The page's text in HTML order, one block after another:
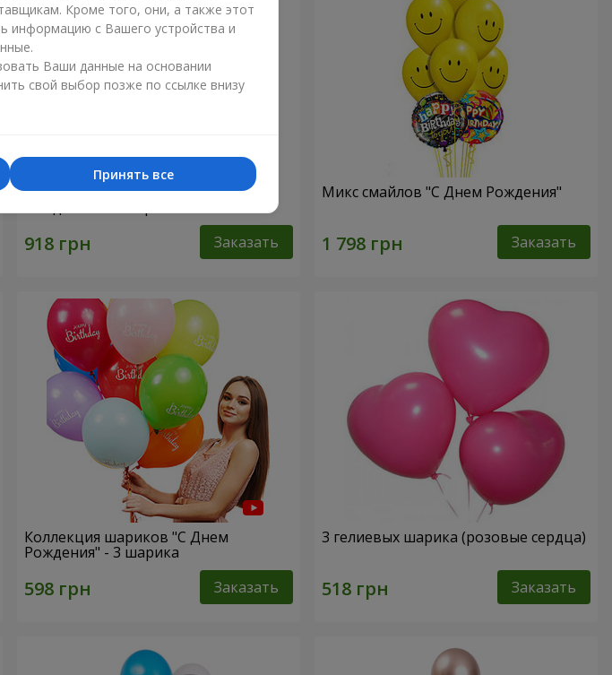
Коллекция шариков "С Днем
Заказать
Микс смайлов "C Днем Рождения"
Заказать
Коллекция шариков "С Днем
Рождения" - 3 шарика
Заказать
3 гелиевых шарика (розовые сердца)
Заказать
Кроме того, они, а также этот
информацию с Вашего устройства и
Ваши данные на основании
свой выбор позже по ссылке внизу
Принять все